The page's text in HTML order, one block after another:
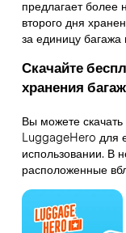
предлагает более
второго дня
за единицу багажа
Скачайте
хранения
Вы можете
LuggageHero для
использовании. В
расположенные